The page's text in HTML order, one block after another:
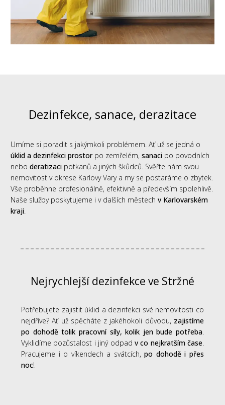
Dezinfekce, sanace, derazitace
Umíme si poradit s jakýmkoli problémem. Ať už se jedná o
úklid a dezinfekci prostorpo zemřelém, sanaci po povodních
nebo deratizaci potkanů a jiných škůdců. Svěřte nám svou
nemovitost v okrese Karlovy Vary a my se postaráme o zbytek.
Vše proběhne profesionálně, efektivně a především spolehlivě.
Naše služby poskytujeme i v dalších městech v Karlovarském
kraji.
Nejrychlejší dezinfekce ve Stržné
Potřebujete zajistit úklid a dezinfekci své nemovitosti co
nejdříve? Ať už spěcháte z jakéhokoli důvodu, zajistíme
po dohodě tolik pracovní síly, kolik jen bude potřeba
Vyklidíme pozůstalost i jiný odpad v co nejkratším čase
Pracujeme i o víkendech a svátcích,po dohodě i přes
noc!